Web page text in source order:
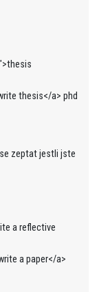
thesis</a> phd
zeptat jestli jste
a reflective
a paper</a>